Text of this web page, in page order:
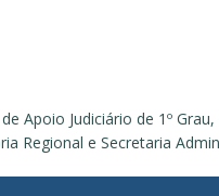
Apoio Judiciário de 1º
Regional e Secretaria